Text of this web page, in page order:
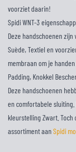
voorziet daarin!
Spidi WNT-3
Deze handschoenen
Suède, Textiel en
membraan om je
Padding, Knokkel
Deze handschoenen
en comfortabele sluiting.
kleurstelling Zwart.
assortiment aan Spidi